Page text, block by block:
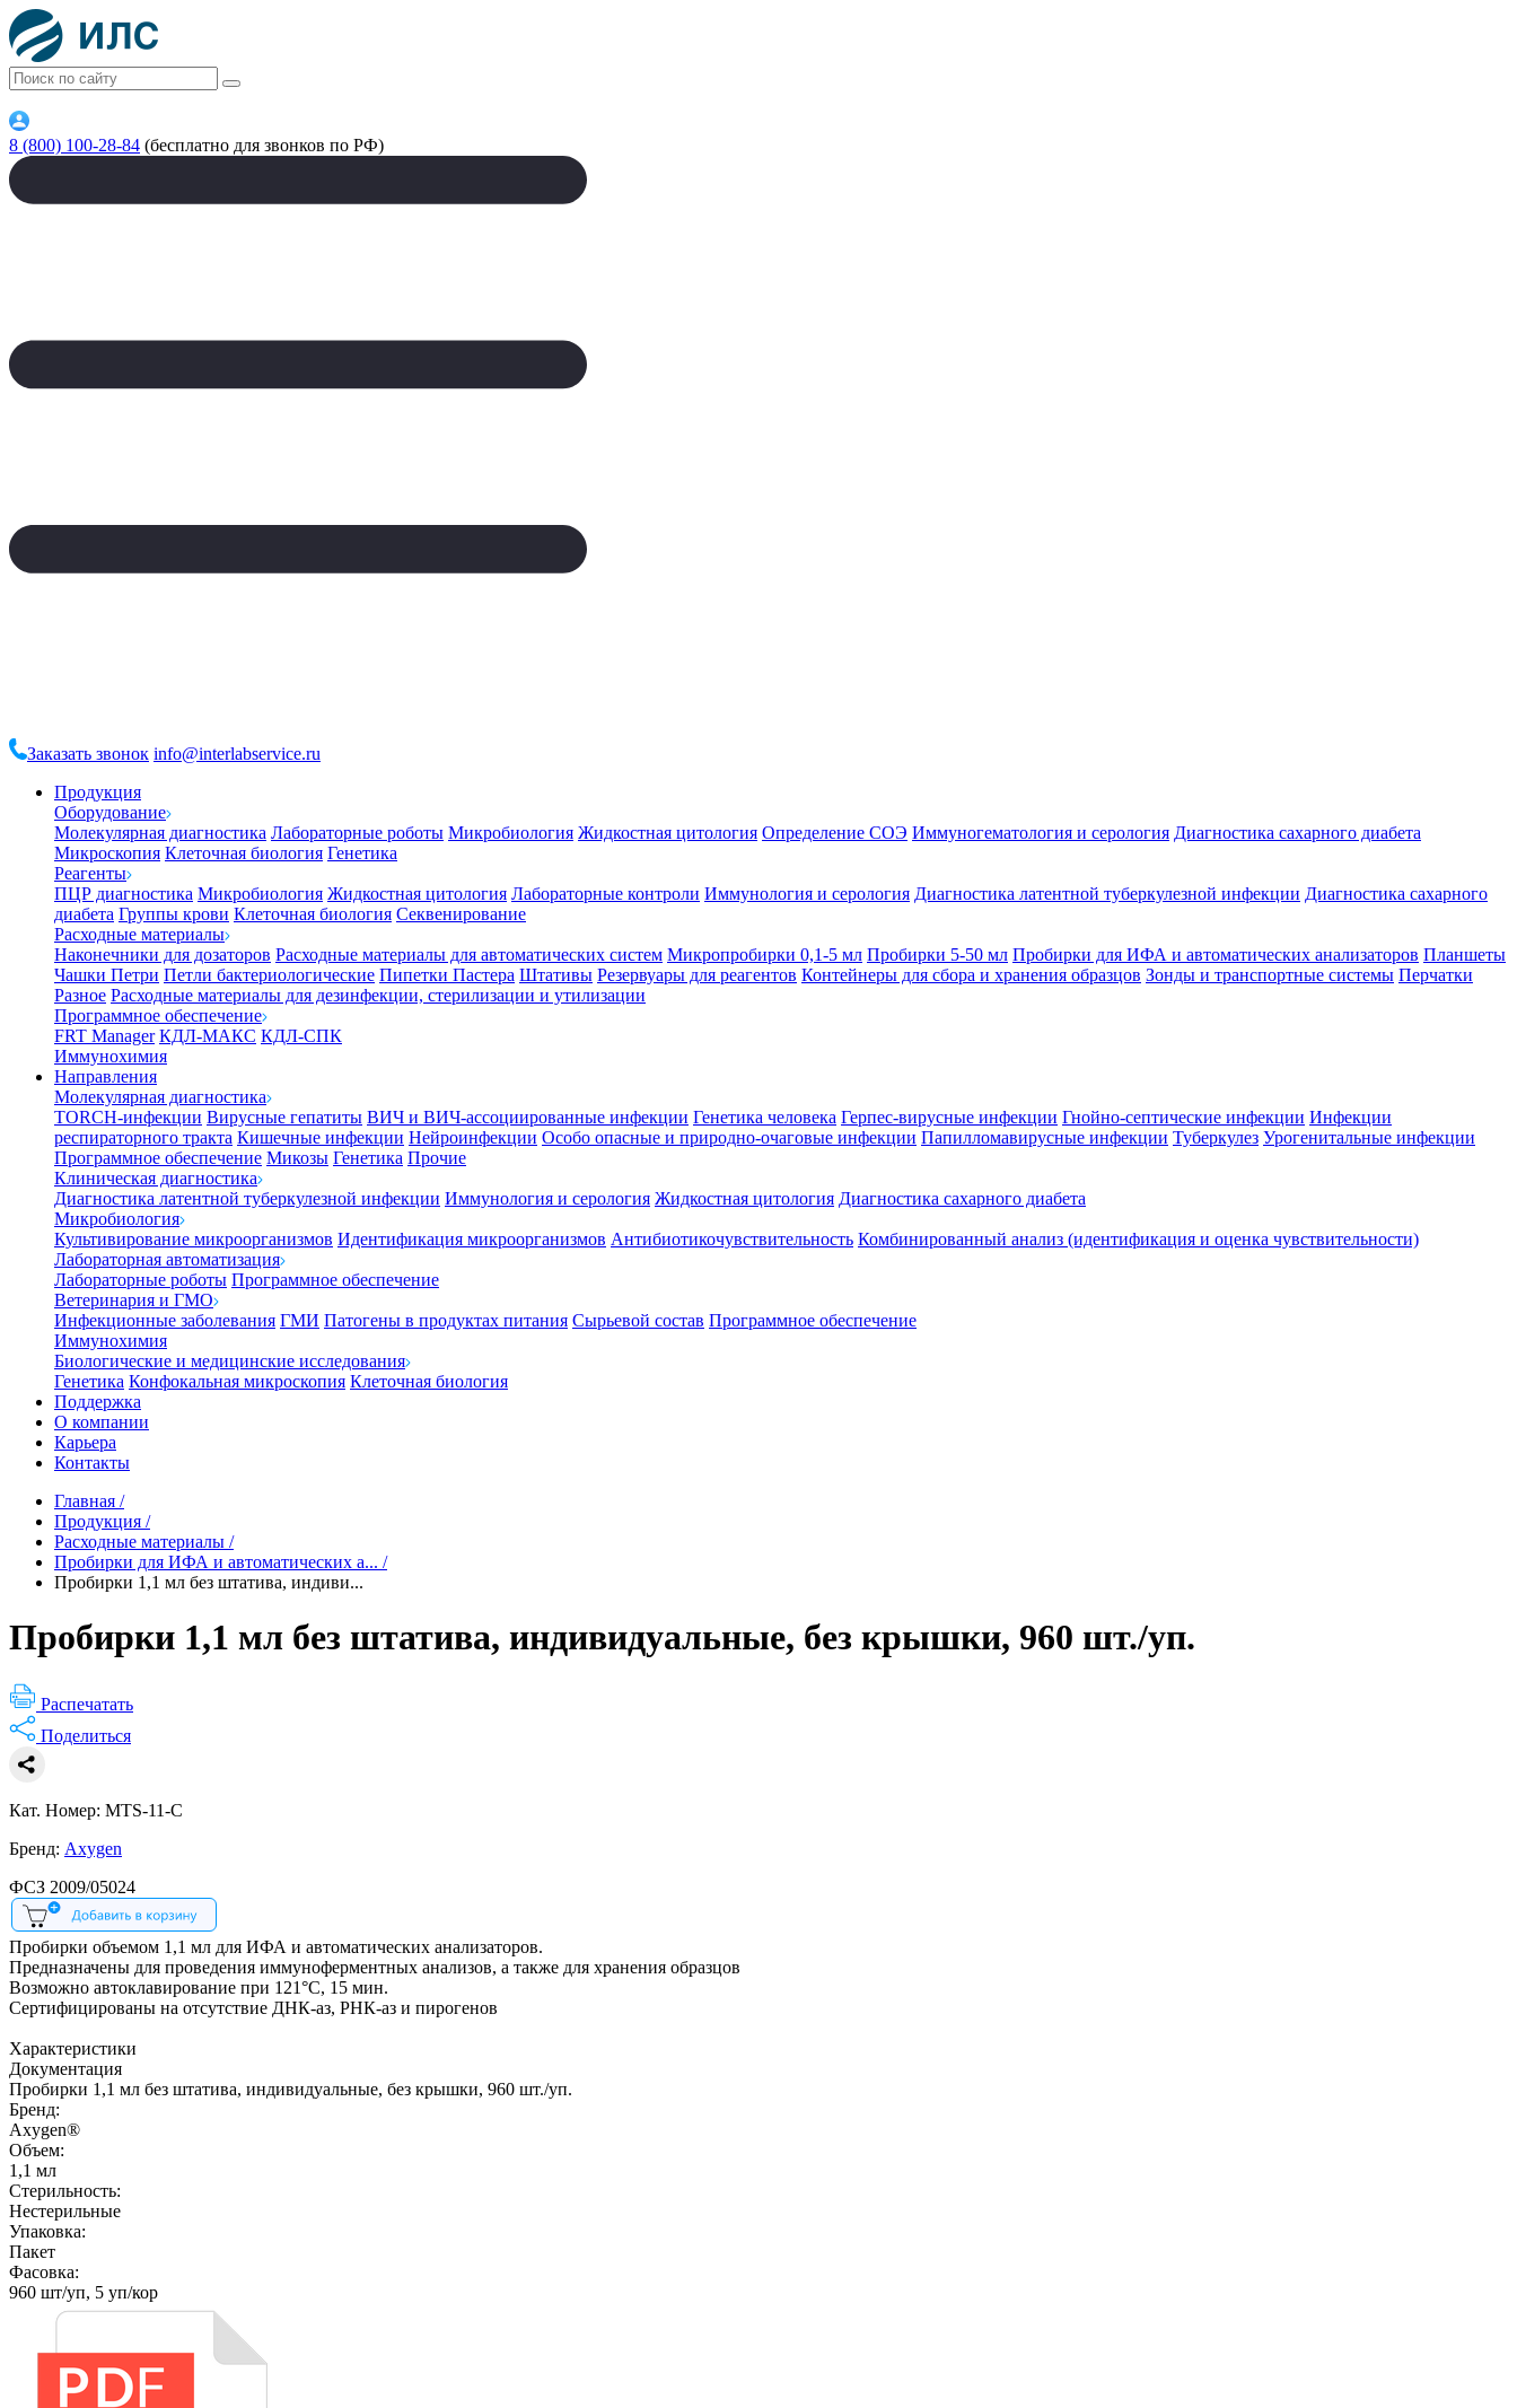
8 (800) 100-28-84 (бесплатно для звонков по РФ)
Заказать звонок info@interlabservice.ru
Продукция
Оборудование
Молекулярная диагностика Лабораторные роботы Микробиология Жидкостная цитология Определение СОЭ Иммуногематология и серология Диагностика сахарного диабета
Микроскопия Клеточная биология Генетика
Реагенты
ПЦР диагностика Микробиология Жидкостная цитология Лабораторные контроли Иммунология и серология Диагностика латентной туберкулезной инфекции Диагностика сахарного
диабета Группы крови Клеточная биология Секвенирование
Расходные материалы
Наконечники для дозаторов Расходные материалы для автоматических систем Микропробирки 0,1-5 мл Пробирки 5-50 мл Пробирки для ИФА и автоматических анализаторов Планшеты
Чашки Петри Петли бактериологические Пипетки Пастера Штативы Резервуары для реагентов Контейнеры для сбора и хранения образцов Зонды и транспортные системы Перчатки
Разное Расходные материалы для дезинфекции, стерилизации и утилизации
Программное обеспечение
FRT Manager КДЛ-МАКС КДЛ-СПК
Иммунохимия
Направления
Молекулярная диагностика
TORCH-инфекции Вирусные гепатиты ВИЧ и ВИЧ-ассоциированные инфекции Генетика человека Герпес-вирусные инфекции Гнойно-септические инфекции Инфекции
респираторного тракта Кишечные инфекции Нейроинфекции Особо опасные и природно-очаговые инфекции Папилломавирусные инфекции Туберкулез Урогенитальные инфекции
Программное обеспечение Микозы Генетика Прочие
Клиническая диагностика
Диагностика латентной туберкулезной инфекции Иммунология и серология Жидкостная цитология Диагностика сахарного диабета
Микробиология
Культивирование микроорганизмов Идентификация микроорганизмов Антибиотикочувствительность Комбинированный анализ (идентификация и оценка чувствительности)
Лабораторная автоматизация
Лабораторные роботы Программное обеспечение
Ветеринария и ГМО
Инфекционные заболевания ГМИ Патогены в продуктах питания Сырьевой состав Программное обеспечение
Иммунохимия
Биологические и медицинские исследования
Генетика Конфокальная микроскопия Клеточная биология
Поддержка
О компании
Карьера
Контакты
Главная /
Продукция /
Расходные материалы /
Пробирки для ИФА и автоматических а... /
Пробирки 1,1 мл без штатива, индиви...
Пробирки 1,1 мл без штатива, индивидуальные, без крышки, 960 шт./уп.
Распечатать
Поделиться
Кат. Номер: MTS-11-C
Бренд: Axygen
ФСЗ 2009/05024
Пробирки объемом 1,1 мл для ИФА и автоматических анализаторов.
Предназначены для проведения иммуноферментных анализов, а также для хранения образцов
Возможно автоклавирование при 121°С, 15 мин.
Сертифицированы на отсутствие ДНК-аз, РНК-аз и пирогенов
Характеристики
Документация
Пробирки 1,1 мл без штатива, индивидуальные, без крышки, 960 шт./уп.
Бренд:
Axygen®
Объем:
1,1 мл
Стерильность:
Нестерильные
Упаковка:
Пакет
Фасовка:
960 шт/уп, 5 уп/кор